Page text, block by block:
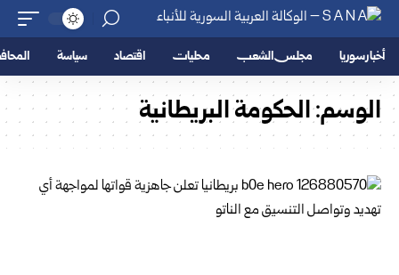
أخبار سوريا مجلس الشعب محليات اقتصاد سياسة
الوسم:الحكومة البريطانية